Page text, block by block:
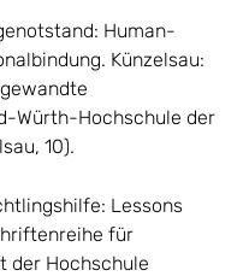
Human-
Künzelsau:
Würth-Hochschule der
10).
Lessons
für
der Hochschule